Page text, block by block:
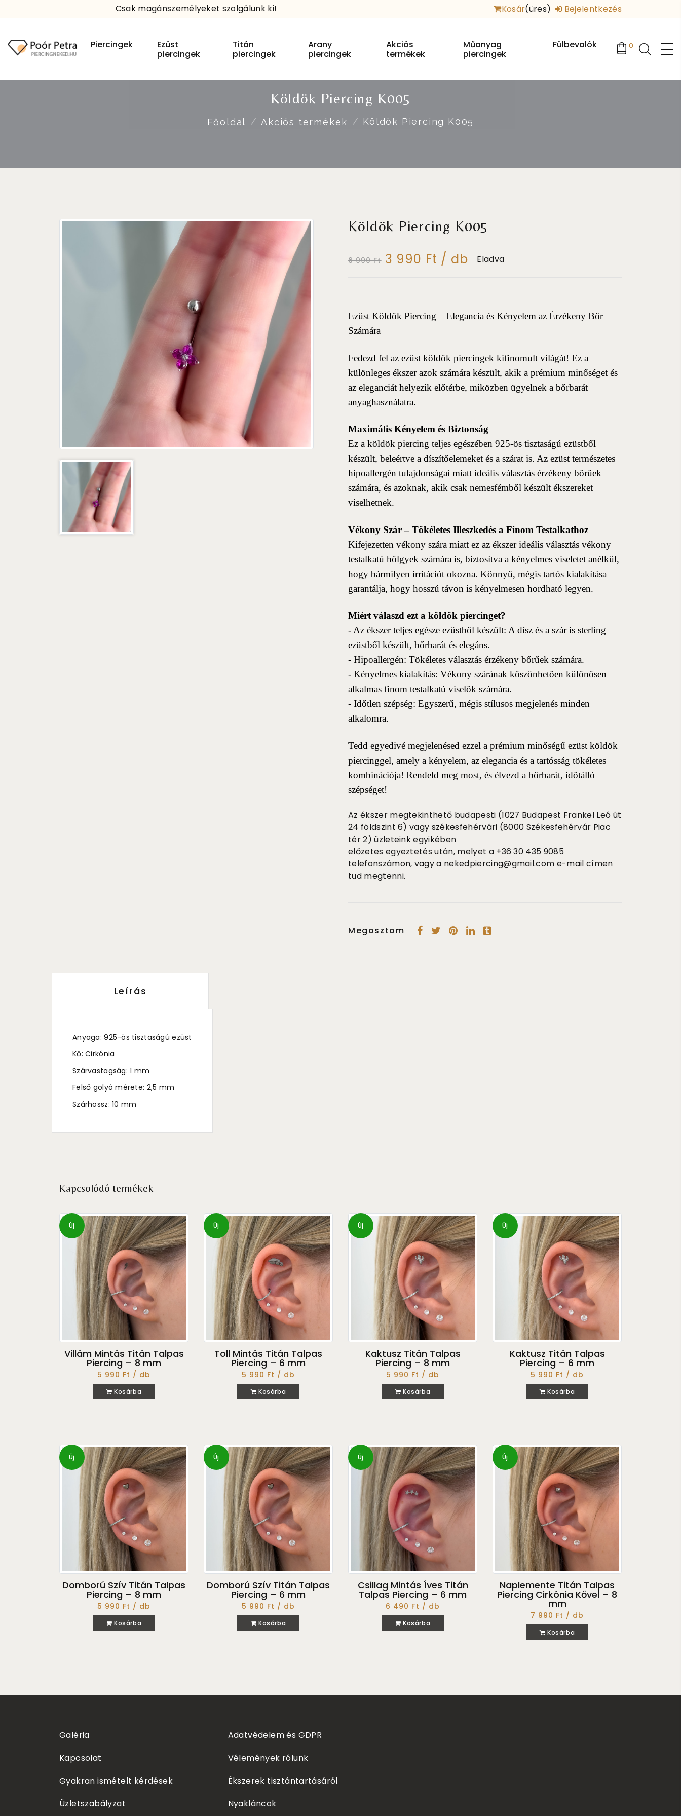
Csak magánszemélyeket szolgálunk ki! Kosár(üres) Bejelentkezés
0
Piercingek
Ezüst
piercingek
Titán
piercingek
Arany
piercingek
Akciós
termékek
Műanyag
piercingek
Fülbevalók
Köldök Piercing K005
Főoldal Akciós termékek Köldök Piercing K005
Köldök Piercing K005
6 990 Ft 3 990 Ft / db Eladva
Ezüst Köldök Piercing – Elegancia és Kényelem az Érzékeny Bőr
Számára
Fedezd fel az ezüst köldök piercingek kifinomult világát! Ez a
különleges ékszer azok számára készült, akik a prémium minőséget és
az eleganciát helyezik előtérbe, miközben ügyelnek a bőrbarát
anyaghasználatra.
Maximális Kényelem és Biztonság
Ez a köldök piercing teljes egészében 925-ös tisztaságú ezüstből
készült, beleértve a díszítőelemeket és a szárat is. Az ezüst természetes
hipoallergén tulajdonságai miatt ideális választás érzékeny bőrűek
számára, és azoknak, akik csak nemesfémből készült ékszereket
viselhetnek.
Vékony Szár – Tökéletes Illeszkedés a Finom Testalkathoz
Kifejezetten vékony szára miatt ez az ékszer ideális választás vékony
testalkatú hölgyek számára is, biztosítva a kényelmes viseletet anélkül,
hogy bármilyen irritációt okozna. Könnyű, mégis tartós kialakítása
garantálja, hogy hosszú távon is kényelmesen hordható legyen.
Miért válaszd ezt a köldök piercinget?
- Az ékszer teljes egésze ezüstből készült: A dísz és a szár is sterling
ezüstből készült, bőrbarát és elegáns.
- Hipoallergén: Tökéletes választás érzékeny bőrűek számára.
- Kényelmes kialakítás: Vékony szárának köszönhetően különösen
alkalmas finom testalkatú viselők számára.
- Időtlen szépség: Egyszerű, mégis stílusos megjelenés minden
alkalomra.
Tedd egyedivé megjelenésed ezzel a prémium minőségű ezüst köldök
piercinggel, amely a kényelem, az elegancia és a tartósság tökéletes
kombinációja! Rendeld meg most, és élvezd a bőrbarát, időtálló
szépséget!
Az ékszer megtekinthető budapesti (1027 Budapest Frankel Leó út
24 földszint 6) vagy székesfehérvári (8000 Székesfehérvár Piac
tér 2) üzleteink egyikében
előzetes egyeztetés után, melyet a +36 30 435 9085
telefonszámon, vagy a nekedpiercing@gmail.com e-mail címen
tud megtenni.
Megosztom
Leírás
Anyaga: 925-ös tisztaságú ezüst
Kő: Cirkónia
Szárvastagság: 1 mm
Felső golyó mérete: 2,5 mm
Szárhossz: 10 mm
Kapcsolódó termékek
Új
Villám Mintás Titán Talpas
Piercing – 8 mm
5 990 Ft / db
Kosárba
Új
Toll Mintás Titán Talpas
Piercing – 6 mm
5 990 Ft / db
Kosárba
Új
Kaktusz Titán Talpas
Piercing – 8 mm
5 990 Ft / db
Kosárba
Új
Kaktusz Titán Talpas
Piercing – 6 mm
5 990 Ft / db
Kosárba
Új
Domború Szív Titán Talpas
Piercing – 8 mm
5 990 Ft / db
Kosárba
Új
Domború Szív Titán Talpas
Piercing – 6 mm
5 990 Ft / db
Kosárba
Új
Csillag Mintás Íves Titán
Talpas Piercing – 6 mm
6 490 Ft / db
Kosárba
Új
Naplemente Titán Talpas
Piercing Cirkónia Kővel – 8
mm
7 990 Ft / db
Kosárba
Galéria
Kapcsolat
Gyakran ismételt kérdések
Üzletszabályzat
Adatvédelem és GDPR
Vélemények rólunk
Ékszerek tisztántartásáról
Nyakláncok